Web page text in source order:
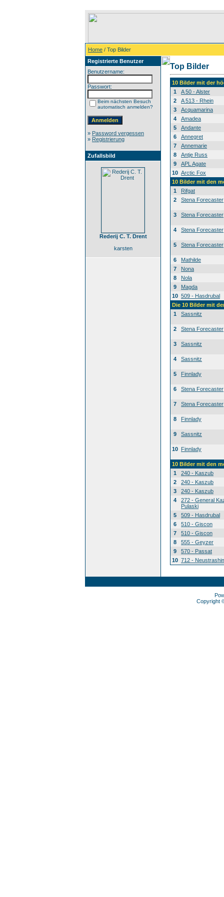
Home / Top Bilder
Registrierte Benutzer
Benutzername:
Passwort:
Beim nächsten Besuch
automatisch anmelden?
» Password vergessen
» Registrierung
Zufallsbild
Rederij C. T. Drent
karsten
Top Bilder
10 Bilder mit der
1
A 50 - Alster
2
A 513 - Rhein
3
Acquamarina
4
Amadea
5
Andante
6
Annegret
7
Annemarie
8
Antje Russ
9
APL Agate
10 Arctic Fox
10 Bilder mit den
1
Rifgat
2
Stena Forecaster
3 Stena Forecaster
4 Stena Forecaster
5 Stena Forecaster
6
Mathilde
7
Nona
8
Nola
9
Magda
10 509 - Hasdrubal
Die 10 Bilder mit
1
Sassnitz
2 Stena Forecaster
3 Sassnitz
4 Sassnitz
5 Finnlady
6 Stena Forecaster
7 Stena Forecaster
8 Finnlady
9 Sassnitz
10 Finnlady
10 Bilder mit den
1
240 - Kaszub
2
240 - Kaszub
3
240 - Kaszub
4
272 - General
Pulaski
5
509 - Hasdrubal
6
510 - Giscon
7
510 - Giscon
8
555 - Geyzer
9
570 - Passat
10 712 -
Copyright